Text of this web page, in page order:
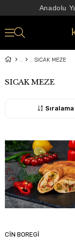
Anadolu
SICAK MEZE
SICAK MEZE
Sıralama
CİN BOREGİ